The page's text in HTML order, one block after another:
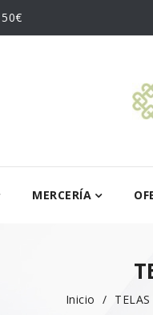
MERCERÍA
Inicio TELAS